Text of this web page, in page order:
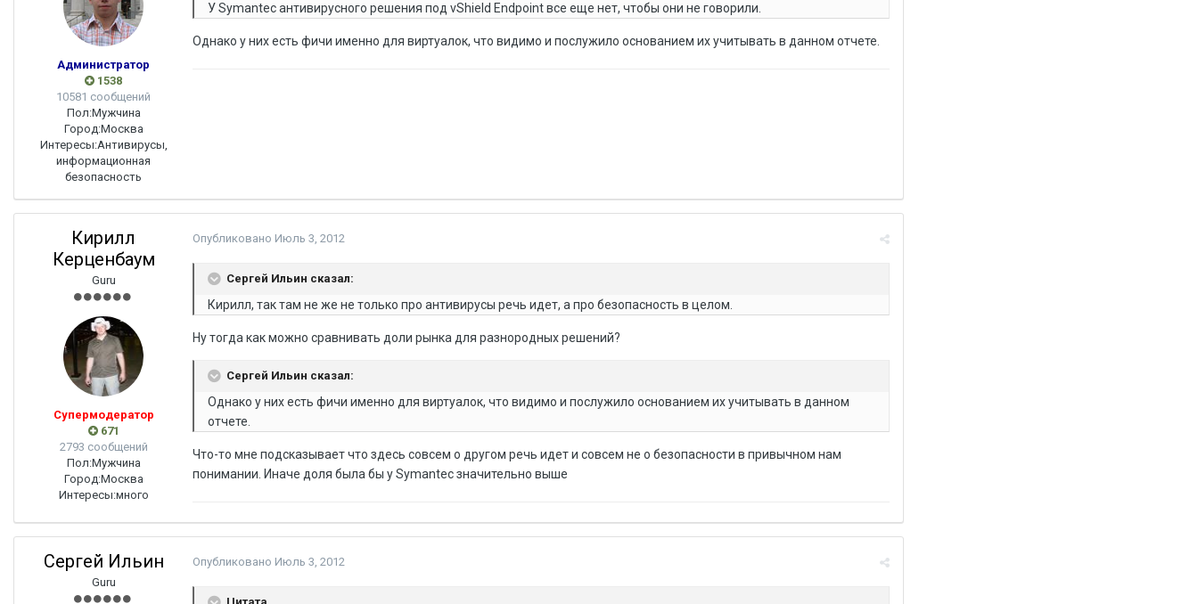
Администратор
1538
10581 сообщений
Пол:Мужчина
Город:Москва
Интересы:Антивирусы,
информационная
безопасность
У Symantec антивирусного решения под vShield Endpoint все еще нет, чтобы они не говорили.
Однако у них есть фичи именно для виртуалок, что видимо и послужило основанием их учитывать в данном отчете.
Кирилл
Керценбаум
Guru
Супермодератор
671
2793 сообщений
Пол:Мужчина
Город:Москва
Интересы:много
Опубликовано Июль 3, 2012
Сергей Ильин сказал:
Кирилл, так там не же не только про антивирусы речь идет, а про безопасность в целом.
Ну тогда как можно сравнивать доли рынка для разнородных решений?
Сергей Ильин сказал:
Однако у них есть фичи именно для виртуалок, что видимо и послужило основанием их учитывать в данном
отчете.
Что-то мне подсказывает что здесь совсем о другом речь идет и совсем не о безопасности в привычном нам
понимании. Иначе доля была бы у Symantec значительно выше
Сергей Ильин
Guru
Опубликовано Июль 3, 2012